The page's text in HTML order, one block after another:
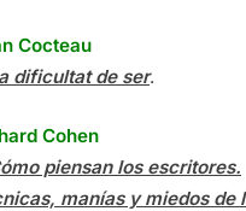
Cocteau
dificultat de ser.
Cohen
piensan los escritores.
manías y miedos de